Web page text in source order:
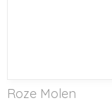
Roze Molen